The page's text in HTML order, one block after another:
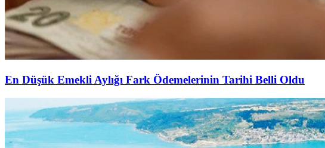
En Düşük Emekli Aylığı Fark Ödemelerinin Tarihi Belli Oldu